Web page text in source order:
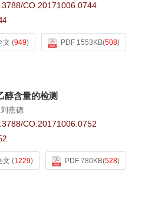
CO.20171006.0744
文 (949) PDF 1553KB(508)
醇含量的检测
刘燕德
CO.20171006.0752
文 (1229) PDF 780KB(528)